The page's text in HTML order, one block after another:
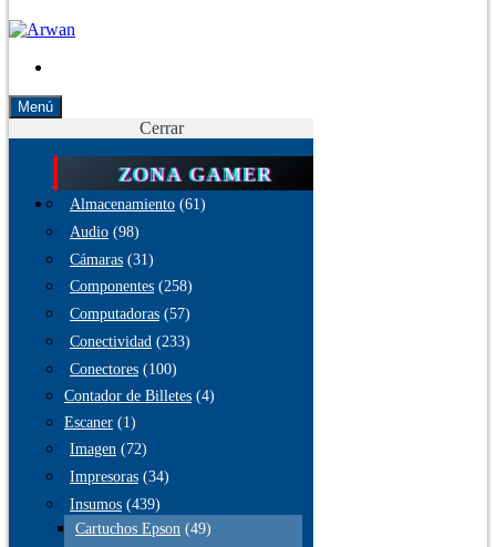
Menú
Cerrar
ZONA GAMER
Almacenamiento (61)
Audio (98)
Cámaras (31)
Componentes (258)
Computadoras (57)
Conectividad (233)
Conectores (100)
Contador de Billetes (4)
Escaner (1)
Imagen (72)
Impresoras (34)
Insumos (439)
Cartuchos Epson (49)